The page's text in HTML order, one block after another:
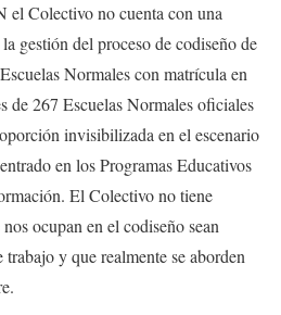
el Colectivo no cuenta con una
gestión del proceso de codiseño de
Normales con matrícula en
de 267 Escuelas Normales oficiales
invisibilizada en el escenario
en los Programas Educativos
El Colectivo no tiene
ocupan en el codiseño sean
trabajo y que realmente se aborden